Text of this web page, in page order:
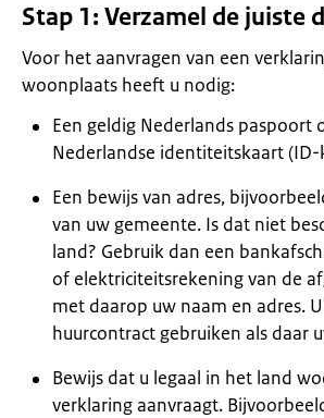
Stap 1: Verzamel de juiste
Voor het aanvragen van een
woonplaats heeft u nodig:
Een geldig Nederlands paspoort
Nederlandse identiteitskaart
Een bewijs van adres,
van uw gemeente. Is dat niet
land? Gebruik dan een
of elektriciteitsrekening van de
met daarop uw naam en adres.
huurcontract gebruiken als daar
Bewijs dat u legaal in het land
verklaring aanvraagt.